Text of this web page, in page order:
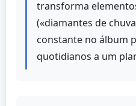
transforma
(«diamantes de
constante no álbum
quotidianos a um